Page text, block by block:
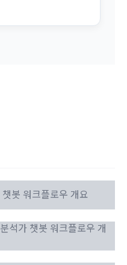
업회원”(채용 의뢰 기업)
풀 등록’의 서비스를 이용
료/유료로 이력서 열람 서비
인재풀 등록’ 정보를 열람
함)에 더하여, 인구통계학적
스의 원활한 운영에 지장을
을 위한 기록 보존, 민원처
증, 구매 및 요금 결제, 상품
를 이용합니다.
봇 워크플로우 개요
석가 챗봇 워크플로우 개